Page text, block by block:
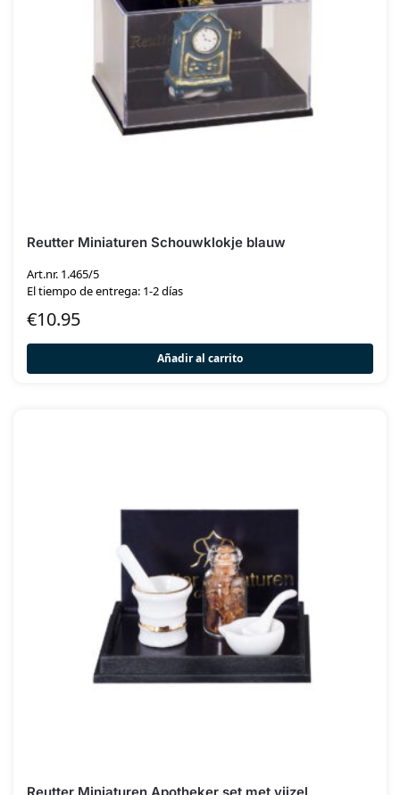
Reutter Miniaturen Schouwklokje blauw
Art.nr. 1.465/5
El tiempo de entrega: 1-2 días
€10.95
Añadir al carrito
Reutter Miniaturen Apotheker set met vijzel